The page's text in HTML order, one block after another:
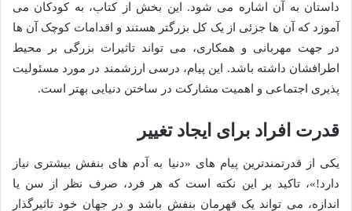
داستان به آن اشاره می شود. این بخش از کتاب، به کودکان می
آموزد که آن ها جزئی از یک کل بزرگتر هستند و اقدامات کوچک آن ها
در جهت مهربانی و همکاری، می تواند تاثیرات بزرگی بر محیط
اطرافشان داشته باشد. این پیام، درسی ارزشمند در مورد مسئولیت
پذیری اجتماعی و اهمیت مشارکت در ساختن دنیایی بهتر است.
قدرت افراد برای ایجاد تغییر
یکی از قدرتمندترین پیام های «دنیا به آدم های بنفش بیشتری نیاز
دارد!»، تاکید بر این نکته است که هر فرد، صرف نظر از سن یا
اندازه، می تواند یک قهرمان بنفش باشد و در جهان خود تاثیرگذار